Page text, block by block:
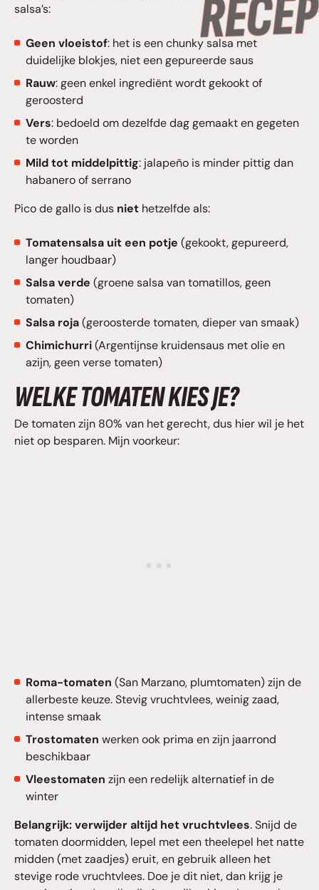
salsa’s:
Geen vloeistof: het is een chunky salsa met
duidelijke blokjes, niet een gepureerde saus
Rauw: geen enkel ingrediënt wordt gekookt of
geroosterd
Vers: bedoeld om dezelfde dag gemaakt en gegeten
te worden
Mild tot middelpittig: jalapeño is minder pittig dan
habanero of serrano
Pico de gallo is dus niet hetzelfde als:
Tomatensalsa uit een potje (gekookt, gepureerd,
langer houdbaar)
Salsa verde (groene salsa van tomatillos, geen
tomaten)
Salsa roja(geroosterde tomaten, dieper van smaak)
Chimichurri(Argentijnse kruidensaus met olie en
azijn, geen verse tomaten)
WELKE TOMATEN KIES JE?
De tomaten zijn 80% van het gerecht, dus hier wil je het
niet op besparen. Mijn voorkeur:
Roma-tomaten (San Marzano, plumtomaten) zijn de
allerbeste keuze. Stevig vruchtvlees, weinig zaad,
intense smaak
Trostomaten werken ook prima en zijn jaarrond
beschikbaar
Vleestomaten zijn een redelijk alternatief in de
winter
Belangrijk: verwijder altijd het vruchtvlees. Snijd de
tomaten doormidden, lepel met een theelepel het natte
midden (met zaadjes) eruit, en gebruik alleen het
stevige rode vruchtvlees. Doe je dit niet, dan krijg je